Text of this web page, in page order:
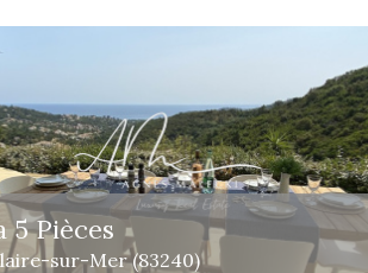
5 Pièces
sur-Mer (83240)